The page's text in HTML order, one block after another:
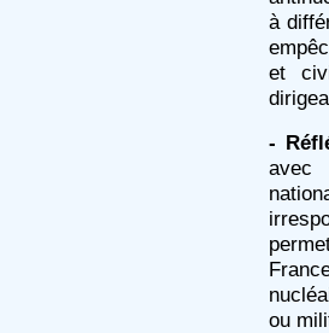
à
et
-
avec
ou